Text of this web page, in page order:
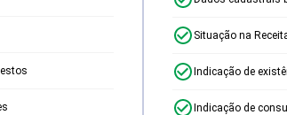
Situação na
Indicação de
Indicação de